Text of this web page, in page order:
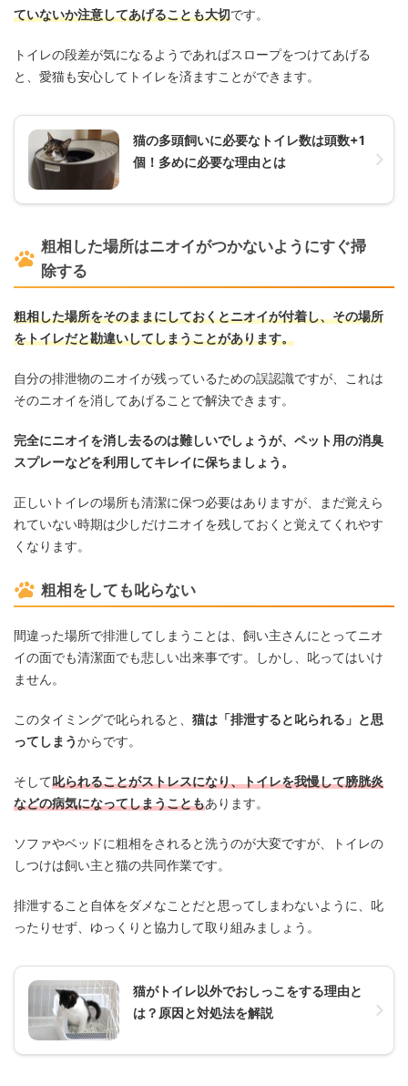
ていないか注意してあげることも大切です。
トイレの段差が気になるようであればスロープをつけてあげる
と、愛猫も安心してトイレを済ますことができます。
猫の多頭飼いに必要なトイレ数は頭数+1
個！多めに必要な理由とは
粗相した場所はニオイがつかないようにすぐ掃
除する
粗相した場所をそのままにしておくとニオイが付着し、その場所
をトイレだと勘違いしてしまうことがあります。
自分の排泄物のニオイが残っているための誤認識ですが、これは
そのニオイを消してあげることで解決できます。
完全にニオイを消し去るのは難しいでしょうが、ペット用の消臭
スプレーなどを利用してキレイに保ちましょう。
正しいトイレの場所も清潔に保つ必要はありますが、まだ覚えら
れていない時期は少しだけニオイを残しておくと覚えてくれやす
くなります。
粗相をしても叱らない
間違った場所で排泄してしまうことは、飼い主さんにとってニオ
イの面でも清潔面でも悲しい出来事です。しかし、叱ってはいけ
ません。
このタイミングで叱られると、 猫は「排泄すると叱られる」と思
ってしまうからです。
そして叱られることがストレスになり、トイレを我慢して膀胱炎
などの病気になってしまうこともあります。
ソファやベッドに粗相をされると洗うのが大変ですが、トイレの
しつけは飼い主と猫の共同作業です。
排泄すること自体をダメなことだと思ってしまわないように、叱
ったりせず、ゆっくりと協力して取り組みましょう。
猫がトイレ以外でおしっこをする理由と
は？原因と対処法を解説